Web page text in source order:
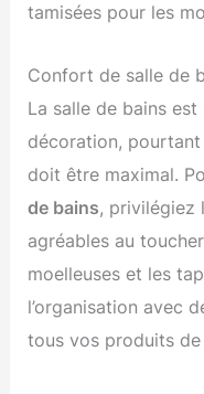
tamisées pour les
Confort de salle de
La salle de bains
décoration,
doit être maximal.
de bains, privilégiez
agréables au
moelleuses et les
l’organisation avec
tous vos produits de